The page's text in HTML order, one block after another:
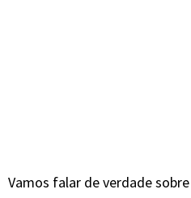
Vamos falar de verdade